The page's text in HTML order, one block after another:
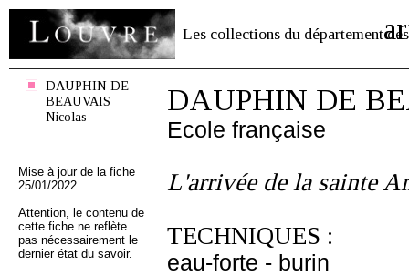
Les collections du département des
DAUPHIN DE
BEAUVAIS
Nicolas
Mise à jour de la fiche
25/01/2022
Attention, le contenu de
cette fiche ne reflète
pas nécessairement le
dernier état du savoir.
DAUPHIN DE
Ecole française
L'arrivée de la sainte
TECHNIQUES :
eau-forte - burin